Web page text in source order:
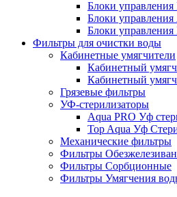
Блоки
Блоки управления
Блоки управления
Фильтры для очистки воды
Кабинетные умягчители
Кабинетный
Кабинетный
Грязевые фильтры
УФ-стерилизаторы
Aqua PRO Уф
Top Aqua Уф
Механические фильтры
Фильтры
Фильтры Сорбционные
Фильтры Умягчения